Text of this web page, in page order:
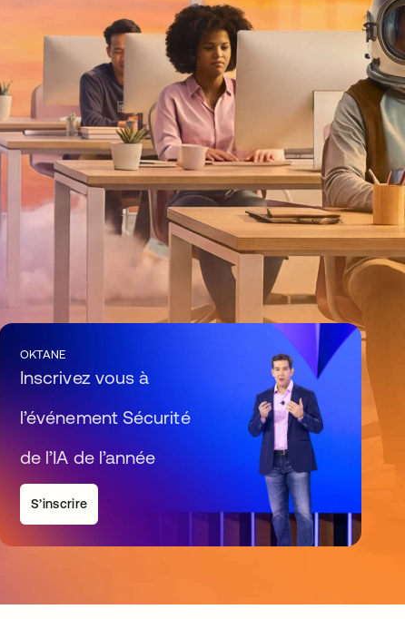
OKTANE
Inscrivez vous à
l’événement Sécurité
de l’IA de l’année
S’inscrire